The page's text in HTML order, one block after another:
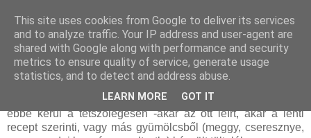
szombat, november 18, 2023
Almás pite (tej- és tojásmentes, vegán)
aszalt gyümölcsös kosárka (mince pie) tésztája
ebbe kerül a tetszőlegesen -akár az ott leírt, akár a lenti
recept szerinti, vagy más gyümölcsből (meggy, cseresznye,
This site uses cookies from Google to deliver its services
and to analyze traffic. Your IP address and user-agent are
shared with Google along with performance and security
metrics to ensure quality of service, generate usage
statistics, and to detect and address abuse.
LEARN MORE GOT IT